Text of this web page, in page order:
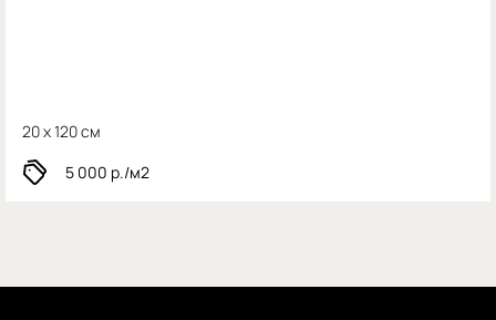
20 x 120 см
5 000 р./м2